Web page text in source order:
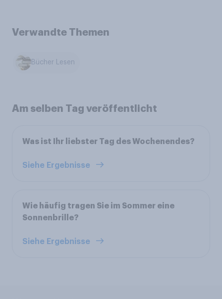
Verwandte Themen
Bücher Lesen
Am selben Tag veröffentlicht
Was ist Ihr liebster Tag des Wochenendes?
Siehe Ergebnisse
Wie häufig tragen Sie im Sommer eine
Sonnenbrille?
Siehe Ergebnisse